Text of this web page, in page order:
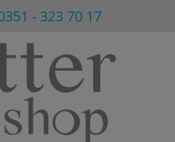
- 323 70 17